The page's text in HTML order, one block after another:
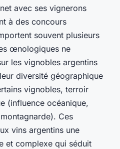
avec ses vignerons
à des concours
souvent plusieurs
œnologiques ne
les vignobles argentins
diversité géographique
vignobles, terroir
(influence océanique,
Ces
vins argentins une
et complexe qui séduit